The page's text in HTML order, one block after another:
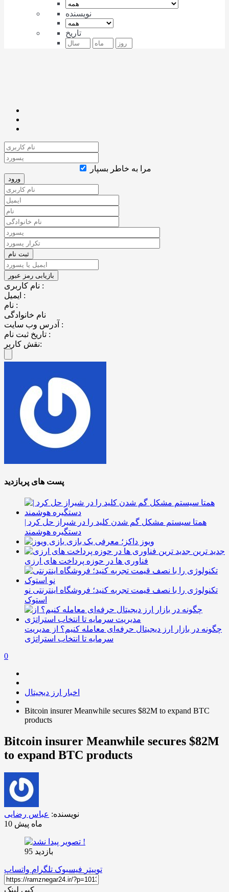
نویسنده
تاریخ
مرا به خاطر بسپار
نام کاربری :
ایمیل :
نام :
نام خانوادگی
آدرس وب سایت :
تاریخ ثبت نام :
نقش کاربر:
پست های پربازدید
همتا سیستم مشکل گم شدن کلید را در شیراز حل کرد |
دستگیره هوشمند
ویوز داکز؛ معرفی یک بازی
جدید ترین
فناوری ها در حوزه پرداخت های ارزی
تکنولوژی را با نصف قیمت تجربه کنید؛ فروشگاه اینترنتی نو
استوک
چگونه در بازار ارز دیجیتال حرفه‌ای معامله کنیم؟ از مدیریت
سرمایه تا انتخاب استراتژی
0
اخبار ارز دیجیتال
Bitcoin insurer Meanwhile secures $82M to expand BTC
products
Bitcoin insurer Meanwhile secures $82M
to expand BTC products
نویسنده: عباس رضایی
10 ماه پیش
بازدید 95
توییتر فیسبوک تلگرام واتساپ
کپی لینک